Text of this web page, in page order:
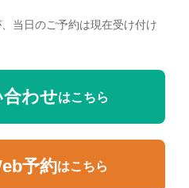
当日のご予約は現在受け付け
わせはこちら
予約はこちら